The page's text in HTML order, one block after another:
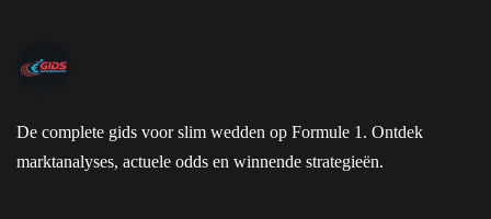
De complete gids voor slim wedden op Formule 1. Ontdek
marktanalyses, actuele odds en winnende strategieën.